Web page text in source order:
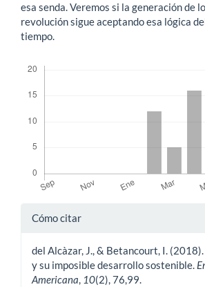
esa senda. Veremos si la generación de
revolución sigue aceptando esa lógica
tiempo.
Detalles
artículo
Cómo citar
del Alcàzar, J., & Betancourt, I.
y su imposible desarrollo sostenible.
Americana, 10(2), 76,99.